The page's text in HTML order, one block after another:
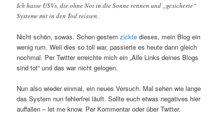
Ich hasse USVs, die ohne Not in die Sonne rennen und „gesicherte“
Systeme mit in den Tod reissen.
Nicht schön, sowas. Schon gesternzickte dieses, mein Blog ein
wenig rum. Weil dies so toll war, passierte es heute dann gleich
nochmal. Per Twitter erreichte mich ein „Alle Links deines Blogs
sind tot“ und das war nicht gelogen.
Nun also wieder einmal, ein neues Versuch. Mal sehen wie lange
das System nun fehlerfrei läuft. Sollte euch etwas negatives hier
auffallen – let me know. Per Kommentar oder über Twitter.